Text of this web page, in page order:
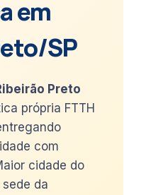
em
SP
Preto
própria FTTH
com
cidade do
da